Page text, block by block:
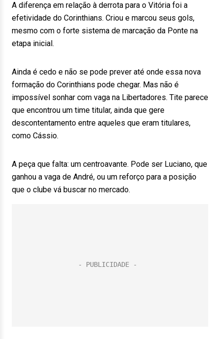
A diferença em relação à derrota para o Vitória foi a
efetividade do Corinthians. Criou e marcou seus gols,
mesmo com o forte sistema de marcação da Ponte na
etapa inicial.
Ainda é cedo e não se pode prever até onde essa nova
formação do Corinthians pode chegar. Mas não é
impossível sonhar com vaga na Libertadores. Tite parece
que encontrou um time titular, ainda que gere
descontentamento entre aqueles que eram titulares,
como Cássio.
A peça que falta: um centroavante. Pode ser Luciano, que
ganhou a vaga de André, ou um reforço para a posição
que o clube vá buscar no mercado.